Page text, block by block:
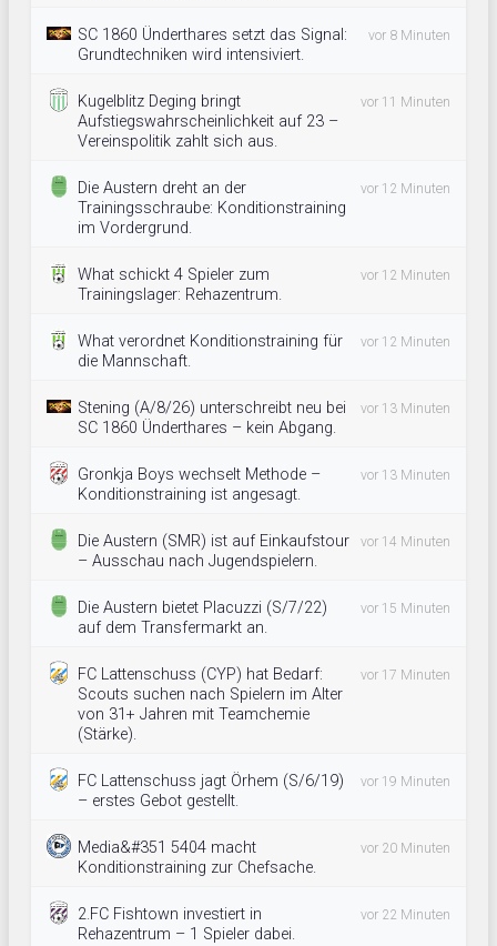
SC 1860 Ünderthares setzt das Signal:
Grundtechniken wird intensiviert.
vor 8 Minuten
Kugelblitz Deging bringt
Aufstiegswahrscheinlichkeit auf 23 –
Vereinspolitik zahlt sich aus.
vor 11 Minuten
Die Austern dreht an der
Trainingsschraube: Konditionstraining
im Vordergrund.
vor 12 Minuten
What schickt 4 Spieler zum
Trainingslager: Rehazentrum.
vor 12 Minuten
What verordnet Konditionstraining für
die Mannschaft.
vor 12 Minuten
Stening (A/8/26) unterschreibt neu bei
SC 1860 Ünderthares – kein Abgang.
vor 13 Minuten
Gronkja Boys wechselt Methode –
Konditionstraining ist angesagt.
vor 13 Minuten
Die Austern (SMR) ist auf Einkaufstour
– Ausschau nach Jugendspielern.
vor 14 Minuten
Die Austern bietet Placuzzi (S/7/22)
auf dem Transfermarkt an.
vor 15 Minuten
FC Lattenschuss (CYP) hat Bedarf:
Scouts suchen nach Spielern im Alter
von 31+ Jahren mit Teamchemie
(Stärke).
vor 17 Minuten
FC Lattenschuss jagt Örhem (S/6/19)
– erstes Gebot gestellt.
vor 19 Minuten
Media&#351 5404 macht
Konditionstraining zur Chefsache.
vor 20 Minuten
2.FC Fishtown investiert in
Rehazentrum – 1 Spieler dabei.
vor 22 Minuten